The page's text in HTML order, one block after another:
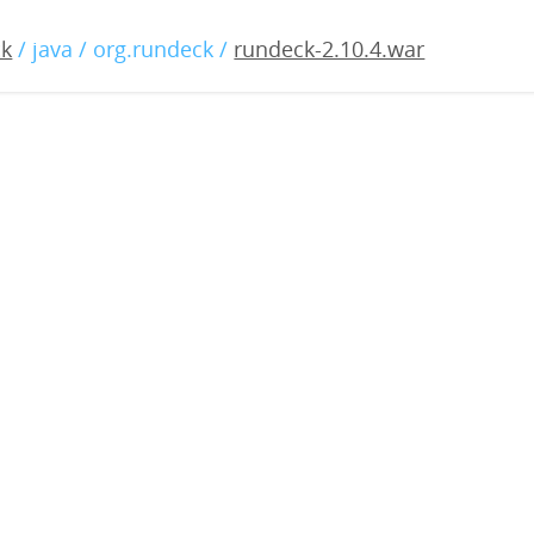
/ java / org.rundeck / rundeck-2.10.4.war